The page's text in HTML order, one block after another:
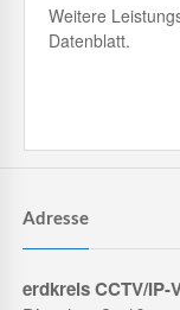
Weitere
Datenblatt.
Adresse
erdkreis CCTV/IP-